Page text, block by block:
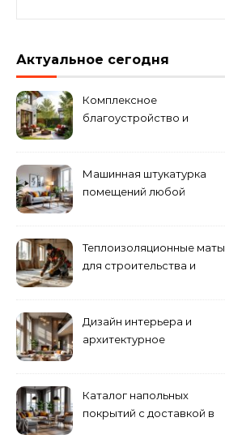
Актуальное сегодня
Комплексное
благоустройство и
Машинная штукатурка
помещений любой
Теплоизоляционные маты
для строительства и
Дизайн интерьера и
архитектурное
Каталог напольных
покрытий с доставкой в